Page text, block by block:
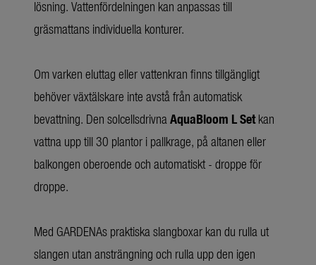
lösning. Vattenfördelningen kan anpassas till
gräsmattans individuella konturer.
Om varken eluttag eller vattenkran finns tillgängligt
behöver växtälskare inte avstå från automatisk
bevattning. Den solcellsdrivnaAquaBloom L Setkan
vattna upp till 30 plantor i pallkrage, på altanen eller
balkongen oberoende och automatiskt - droppe för
droppe.
Med GARDENAs praktiska slangboxar kan du rulla ut
slangen utan ansträngning och rulla upp den igen